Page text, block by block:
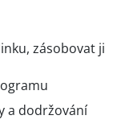
zásobovat ji
a dodržování